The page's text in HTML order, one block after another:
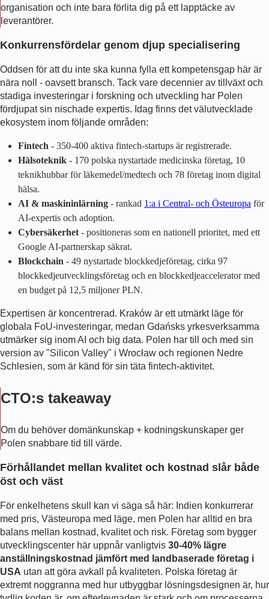
organisation och inte bara förlita dig på ett lapptäcke av
leverantörer.
Konkurrensfördelar genom djup specialisering
Oddsen för att du inte ska kunna fylla ett kompetensgap här är
nära noll - oavsett bransch. Tack vare decennier av tillväxt och
stadiga investeringar i forskning och utveckling har Polen
fördjupat sin nischade expertis. Idag finns det välutvecklade
ekosystem inom följande områden:
Fintech - 350-400 aktiva fintech-startups är registrerade.
Hälsoteknik - 170 polska nystartade medicinska företag, 10
teknikhubbar för läkemedel/medtech och 78 företag inom digital
hälsa.
AI & maskininlärning - rankad 1:a i Central- och Östeuropa för
AI-expertis och adoption.
Cybersäkerhet - positioneras som en nationell prioritet, med ett
Google AI-partnerskap säkrat.
Blockchain - 49 nystartade blockkedjeföretag, cirka 97
blockkedjeutvecklingsföretag och en blockkedjeaccelerator med
en budget på 12,5 miljoner PLN.
Expertisen är koncentrerad. Kraków är ett utmärkt läge för
globala FoU-investeringar, medan Gdańsks yrkesverksamma
utmärker sig inom AI och big data. Polen har till och med sin
version av "Silicon Valley" i Wrocław och regionen Nedre
Schlesien, som är känd för sin täta fintech-aktivitet.
CTO:s takeaway
Om du behöver domänkunskap + kodningskunskaper ger
Polen snabbare tid till värde.
Förhållandet mellan kvalitet och kostnad slår både
öst och väst
För enkelhetens skull kan vi säga så här: Indien konkurrerar
med pris, Västeuropa med läge, men Polen har alltid en bra
balans mellan kostnad, kvalitet och risk. Företag som bygger
utvecklingscenter här uppnår vanligtvis 30-40% lägre
anställningskostnad jämfört med landbaserade företag i
USA utan att göra avkall på kvaliteten. Polska företag är
extremt noggranna med hur utbyggbar lösningsdesignen är, hur